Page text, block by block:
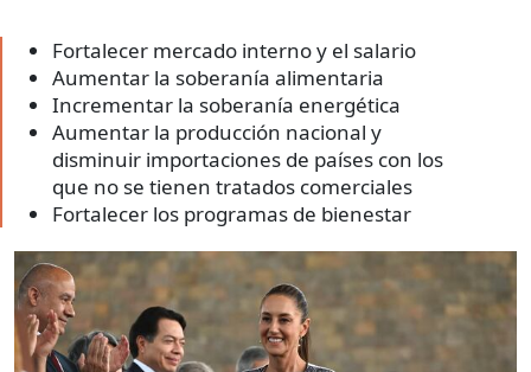
Fortalecer mercado interno y el salario
Aumentar la soberanía alimentaria
Incrementar la soberanía energética
Aumentar la producción nacional y
disminuir importaciones de países con los
que no se tienen tratados comerciales
Fortalecer los programas de bienestar